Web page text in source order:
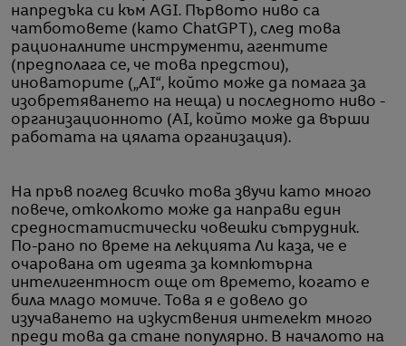
напредъка си към AGI. Първото ниво са
чатботовете (като ChatGPT), след това
рационалните инструменти, агентите
(предполага се, че това предстои),
иноваторите („AI“, който може да помага за
изобретяването на неща) и последното ниво -
организационното (AI, който може да върши
работата на цялата организация).
На пръв поглед всичко това звучи като много
повече, отколкото може да направи един
средностатистически човешки сътрудник.
По-рано по време на лекцията Ли каза, че е
очарована от идеята за компютърна
интелигентност още от времето, когато е
била младо момиче. Това я е довело до
изучаването на изкуствения интелект много
преди това да стане популярно. В началото на